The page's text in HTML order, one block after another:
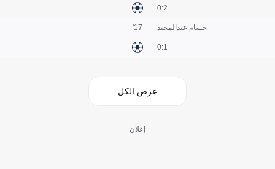
2:0
حسام عبدالمجيد
1:0
17'
عرض الكل
إعلان